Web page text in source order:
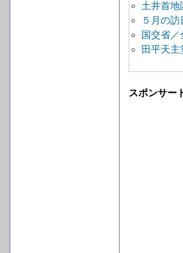
土井首地
５月の
国交省
田平天
スポンサー